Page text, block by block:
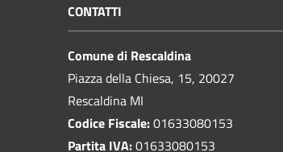
CONTATTI
Comune di Rescaldina
Piazza della Chiesa, 15, 20027
Rescaldina MI
Codice Fiscale:01633080153
Partita IVA:01633080153